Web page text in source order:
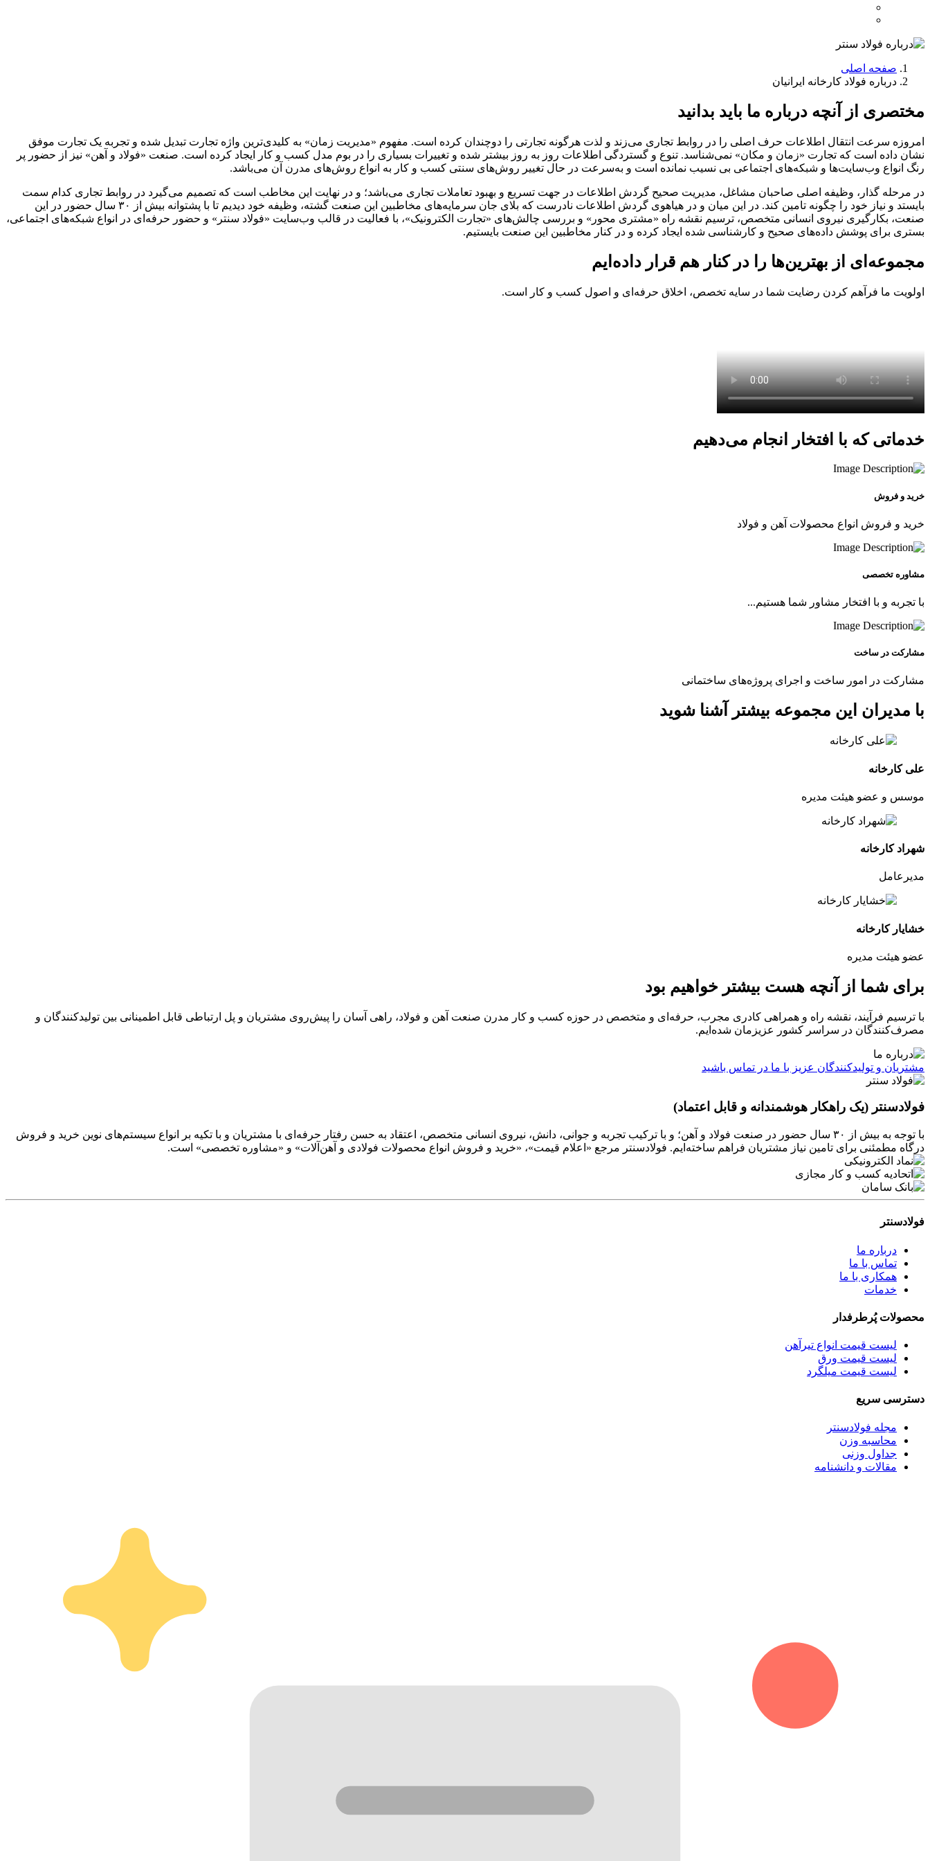
صفحه اصلی
درباره فولاد کارخانه ایرانیان
مختصری از آنچه درباره ما باید بدانید
امروزه سرعت انتقال اطلاعات حرف اصلی را در روابط تجاری می‌زند و لذت هرگونه تجارتی را دوچندان کرده است. مفهوم «مدیریت زمان» به کلیدی‌ترین واژه تجارت تبدیل شده و تجربه یک تجارت موفق
نشان داده است که تجارت «زمان و مکان» نمی‌شناسد. تنوع و گستردگی اطلاعات روز به روز بیشتر شده و تغییرات بسیاری را در بوم مدل کسب و کار ایجاد کرده است. صنعت «فولاد و آهن» نیز از حضور پر
رنگ انواع وب‌سایت‌ها و شبکه‌های اجتماعی بی نسیب نمانده است و به‌سرعت در حال تغییر روش‌های سنتی کسب و کار به انواع روش‌های مدرن آن می‌باشد.
در مرحله گذار، وظیفه اصلی صاحبان مشاغل، مدیریت صحیح گردش اطلاعات در جهت تسریع و بهبود تعاملات تجاری می‌باشد؛ و در نهایت این مخاطب است که تصمیم می‌گیرد در روابط تجاری کدام سمت
بایستد و نیاز خود را چگونه تامین کند. در این میان و در هیاهوی گردش اطلاعات نادرست که بلای جان سرمایه‌های مخاطبین این صنعت گشته، وظیفه خود دیدیم تا با پشتوانه بیش از ۳۰ سال حضور در این
صنعت، بکارگیری نیروی انسانی متخصص، ترسیم نقشه راه «مشتری محور» و بررسی چالش‌های «تجارت الکترونیک»، با فعالیت در قالب وب‌سایت «فولاد سنتر» و حضور حرفه‌ای در انواع شبکه‌های اجتماعی،
بستری برای پوشش داده‌های صحیح و کارشناسی شده ایجاد کرده و در کنار مخاطبین این صنعت بایستیم.
مجموعه‌ای از بهترین‌ها را در کنار هم قرار داده‌ایم
اولویت ما فرآهم کردن رضایت شما در سایه تخصص، اخلاق حرفه‌ای و اصول کسب و کار است.
خدماتی که با افتخار انجام می‌دهیم
خرید و فروش
خرید و فروش انواع محصولات آهن و فولاد
مشاوره تخصصی
با تجربه و با افتخار مشاور شما هستیم...
مشارکت در ساخت
مشارکت در امور ساخت و اجرای پروژه‌های ساختمانی
با مدیران این مجموعه بیشتر آشنا شوید
علی کارخانه
موسس و عضو هیئت مدیره
شهراد کارخانه
مدیرعامل
خشایار کارخانه
عضو هیئت مدیره
برای شما از آنچه هست بیشتر خواهیم بود
با ترسیم فرآیند، نقشه راه و همراهی کادری مجرب، حرفه‌ای و متخصص در حوزه کسب و کار مدرن صنعت آهن و فولاد، راهی آسان را پیش‌روی مشتریان و پل ارتباطی قابل اطمینانی بین تولیدکنندگان و
مصرف‌کنندگان در سراسر کشور عزیزمان شده‌ایم.
مشتریان و تولیدکنندگان عزیز با ما در تماس باشید
فولادسنتر (یک راهکار هوشمندانه و قابل اعتماد)
با توجه به بیش از ۳۰ سال حضور در صنعت فولاد و آهن؛ و با ترکیب تجربه و جوانی، دانش، نیروی انسانی متخصص، اعتقاد به حسن رفتار حرفه‌ای با مشتریان و با تکیه بر انواع سیستم‌های نوین خرید و فروش
درگاه مطمئنی برای تامین نیاز مشتریان فراهم ساخته‌ایم. فولادسنتر مرجع «اعلام قیمت»، «خرید و فروش انواع محصولات فولادی و آهن‌آلات» و «مشاوره تخصصی» است.
فولادسنتر
درباره ما
تماس با ما
همکاری با ما
خدمات
محصولات پُرطرفدار
لیست قیمت انواع تیرآهن
لیست قیمت ورق
لیست قیمت میلگرد
دسترسی سریع
مجله فولادسنتر
محاسبه وزن
جداول وزنی
مقالات و دانشنامه